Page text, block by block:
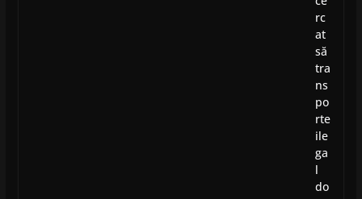
rc
at
să
tra
ns
po
rte
ile
ga
l
do